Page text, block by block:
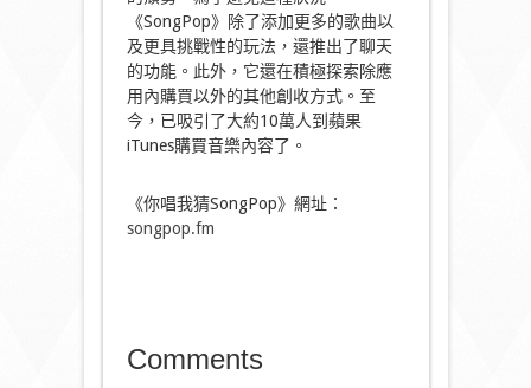
《SongPop》除了添加更多的歌曲以
及更具挑戰性的玩法，還推出了聊天
的功能。此外，它還在積極探索除應
用內購買以外的其他創收方式。至
今，已吸引了大約10萬人到蘋果
iTunes購買音樂內容了。
《你唱我猜SongPop》網址：
songpop.fm
Comments